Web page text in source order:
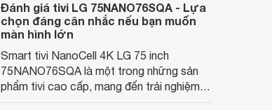
Đánh giá tivi LG 75NANO76SQA - Lựa
chọn đáng cân nhắc nếu bạn muốn
màn hình lớn
Smart tivi NanoCell 4K LG 75 inch
75NANO76SQA là một trong những sản
phẩm tivi cao cấp, mang đến trải nghiệm